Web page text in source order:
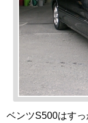
ベンツS500はすっ